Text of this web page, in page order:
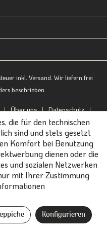
inkl. Versand. Wir liefern frei
beschrieben
Über uns
Datenschutz
B2B-Portal
die für den technischen
sind und stets gesetzt
Komfort bei Benutzung
dienen oder die
und sozialen Netzwerken
mit Ihrer Zustimmung
Konfigurieren